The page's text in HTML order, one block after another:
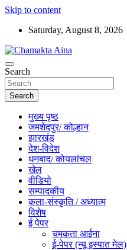
Skip to content
Saturday, August 8, 2026
Chamakta Aina
Hindi News Paper – Jharkhand
Search
Search
मुख्य पृष्ठ
जमशेदपुर/ कोल्हान
झारखंड
देश-विदेश
धनबाद/ कोयलांचल
खेल
वीडियो
सम्पादकीय
कला-संस्कृति / अध्यात्म
विशेष
ई पेपर
चमकता आईना
ई-पेपर (न्यू इस्पात मेल)